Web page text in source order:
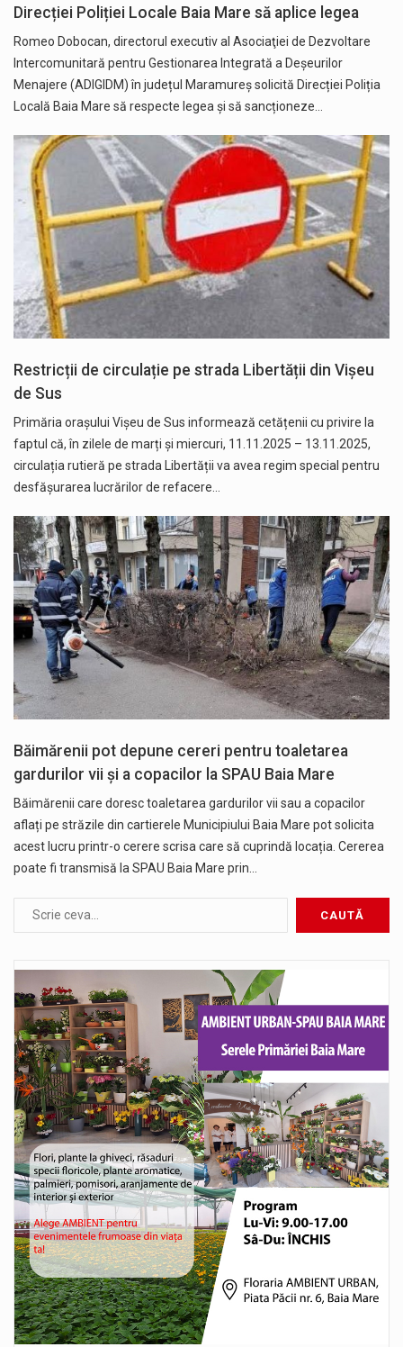
Direcției Poliției Locale Baia Mare să aplice legea
Romeo Dobocan, directorul executiv al Asociaţiei de Dezvoltare
Intercomunitară pentru Gestionarea Integrată a Deșeurilor
Menajere (ADIGIDM) în județul Maramureș solicită Direcției Poliția
Locală Baia Mare să respecte legea și să sancționeze…
Restricții de circulație pe strada Libertății din Vișeu
de Sus
Primăria orașului Vișeu de Sus informează cetățenii cu privire la
faptul că, în zilele de marți şi miercuri, 11.11.2025 – 13.11.2025,
circulația rutieră pe strada Libertății va avea regim special pentru
desfășurarea lucrărilor de refacere…
Băimărenii pot depune cereri pentru toaletarea
gardurilor vii și a copacilor la SPAU Baia Mare
Băimărenii care doresc toaletarea gardurilor vii sau a copacilor
aflați pe străzile din cartierele Municipiului Baia Mare pot solicita
acest lucru printr-o cerere scrisa care să cuprindă locația. Cererea
poate fi transmisă la SPAU Baia Mare prin…